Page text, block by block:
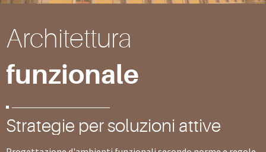
Architettura
funzionale
Strategie per soluzioni attive